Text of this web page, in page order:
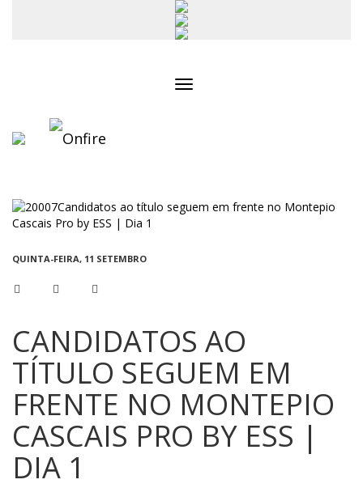
QUINTA-FEIRA, 11 SETEMBRO
CANDIDATOS AO
TÍTULO SEGUEM EM
FRENTE NO MONTEPIO
CASCAIS PRO BY ESS |
DIA 1